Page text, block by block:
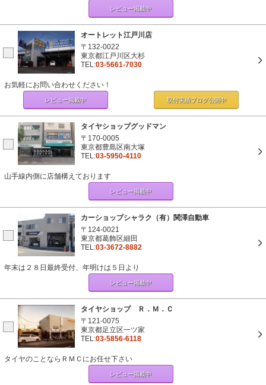
レビュー掲載中
オートレット江戸川店
〒132-0022
東京都江戸川区大杉
TEL:03-5661-7030
お気軽にお問い合わせください！
レビュー掲載中 取付実績ブログ公開中
タイヤショップグッドマン
〒170-0005
東京都豊島区南大塚
TEL:03-5950-4110
山手線内側に店舗構えております
レビュー掲載中
カーショップシャラク（有）関澤自動車
〒124-0021
東京都葛飾区細田
TEL:03-3672-8882
年末は２８日最終受付、年明けは５日より
レビュー掲載中
タイヤショップ Ｒ．Ｍ．Ｃ
〒121-0075
東京都足立区一ツ家
TEL:03-5856-6118
タイヤのことならＲＭＣにお任せ下さい
レビュー掲載中